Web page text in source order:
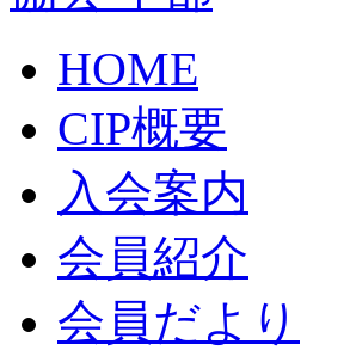
HOME
CIP概要
入会案内
会員紹介
会員だより